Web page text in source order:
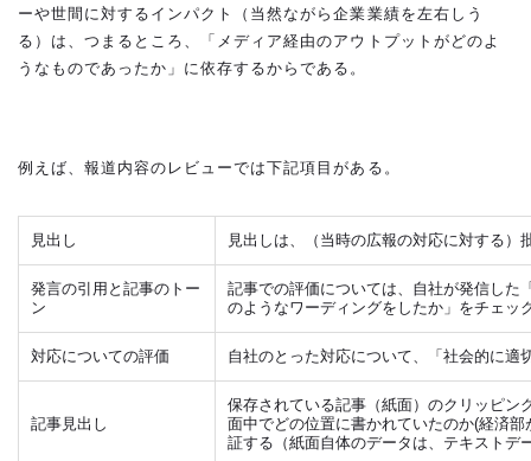
ーや世間に対するインパクト（当然ながら企業業績を左右しう
る）は、つまるところ、「メディア経由のアウトプットがどのよ
うなものであったか」に依存するからである。
例えば、報道内容のレビューでは下記項目がある。
見出し 見出しは、（当時の広報の対応に対する
発言の引用と記事のトー
ン
記事での評価については、自社が発信し
のようなワーディングをしたか」をチェッ
対応についての評価 自社のとった対応について、「社会的に適
記事見出し
保存されている記事（紙面）のクリッピン
面中でどの位置に書かれていたのか(経済
証する（紙面自体のデータは、テキストデ